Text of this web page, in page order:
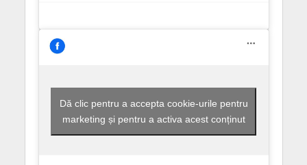
Dă clic pentru a accepta cookie-urile pentru
marketing și pentru a activa acest conținut